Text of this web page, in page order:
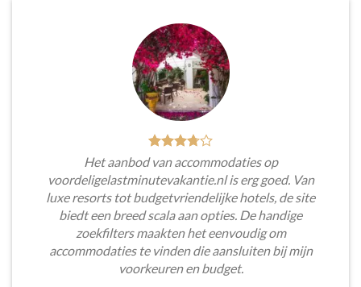
Het aanbod van accommodaties op
voordeligelastminutevakantie.nl is erg goed. Van
luxe resorts tot budgetvriendelijke hotels, de site
biedt een breed scala aan opties. De handige
zoekfilters maakten het eenvoudig om
accommodaties te vinden die aansluiten bij mijn
voorkeuren en budget.